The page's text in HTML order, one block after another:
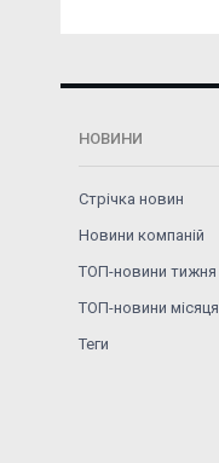
НОВИНИ
Стрічка новин
Новини компаній
ТОП-новини тижня
ТОП-новини місяця
Теги